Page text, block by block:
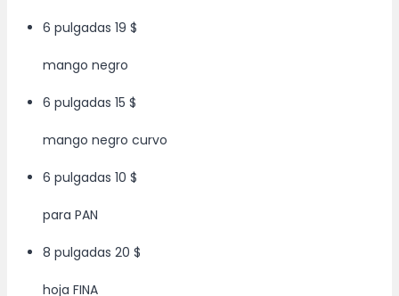
6 pulgadas 19 $
mango negro
6 pulgadas 15 $
mango negro curvo
6 pulgadas 10 $
para PAN
8 pulgadas 20 $
hoja FINA